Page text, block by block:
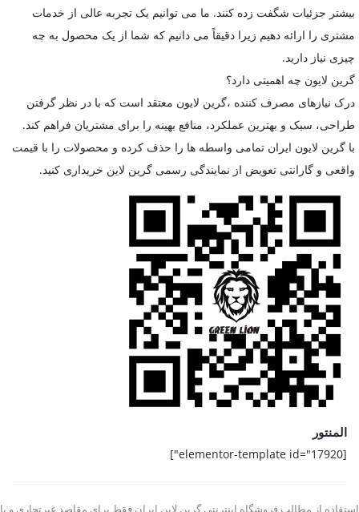
بیشتر جزئیات شگفت زده کنند. ما می توانیم یک تجربه عالی از خدمات
مشتری را ارائه دهیم زیرا دقیقاً می دانیم که شما از یک محصول به چه
چیزی نیاز دارید.
گرین لایون چه اهمیتی دارد؟
درک نیازهای مصرف کننده ،گرین لایون معتقد است که با در نظر گرفتن
طراحی، سبک و بهترین عملکرد، منافع بهینه را برای مشتریان فراهم کند.
با گرین لایون ایران تمامی واسطه ها را حذف کرده و محصولات را با قیمت
واقعی و گارانتی تعویض از نمایندگی رسمی گرین لاین خریداری کنید.
المنتور
[elementor-template id="17920"]
استفاده از مطالب فروشگاه اینترنتی گرین لاین ایران فقط برای مقاصد غیرتجاری و با